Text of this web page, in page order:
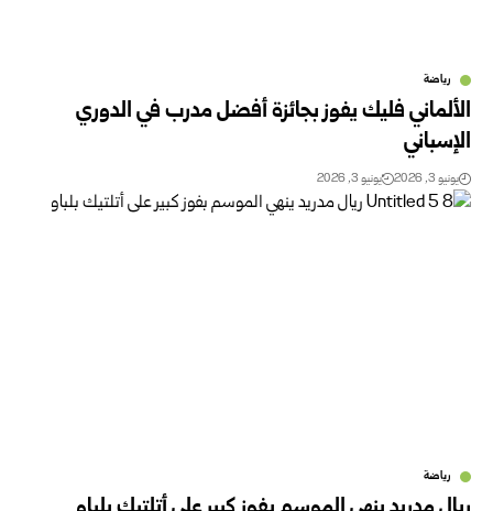
رياضة
الألماني فليك يفوز بجائزة أفضل مدرب في الدوري
الإسباني
يونيو 3, 2026 يونيو 3, 2026
رياضة